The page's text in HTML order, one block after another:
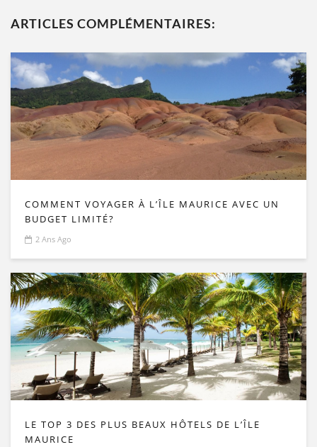
ARTICLES COMPLÉMENTAIRES:
COMMENT VOYAGER À L’ÎLE MAURICE AVEC UN
BUDGET LIMITÉ?
2 Ans Ago
LE TOP 3 DES PLUS BEAUX HÔTELS DE L’ÎLE
MAURICE